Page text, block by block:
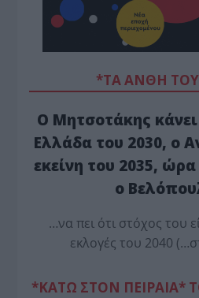
*ΤΑ ΆΝΘΗ
Ο Μητσοτάκης κάνει
Ελλάδα του 2030, ο
εκείνη του 2035, ώρα
ο
…να πει ότι στόχος του
εκλογές του 2040
*ΚΑΤΩ ΣΤΟΝ ΠΕΙΡΑΙΑ*